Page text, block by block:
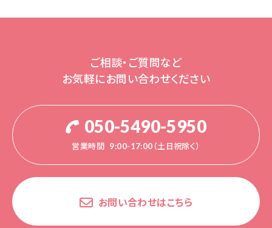
ご相談・ご質問など
お気軽にお問い合わせください
050-5490-5950
営業時間 9:00-17:00（土日祝除く）
お問い合わせはこちら